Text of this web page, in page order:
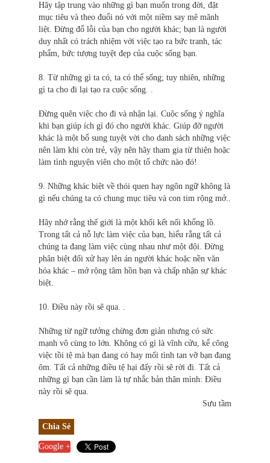
Hãy tập trung vào những gì bạn muốn trong đời, đặt
mục tiêu và theo đuổi nó với một niềm say mê mãnh
liệt. Đừng đổ lỗi của bạn cho người khác; bạn là người
duy nhất có trách nhiệm với việc tạo ra bức tranh, tác
phẩm, bức tượng tuyệt đẹp của cuộc sống bạn.
8. Từ những gì ta có, ta có thể sống; tuy nhiên, những
gì ta cho đi lại tạo ra cuộc sống. .
Đừng quên việc cho đi và nhận lại. Cuộc sống ý nghĩa
khi bạn giúp ích gì đó cho người khác. Giúp đỡ người
khác là một bổ sung tuyệt vời cho danh sách những việc
nên làm khi còn trẻ, vậy nên hãy tham gia từ thiện hoặc
làm tình nguyện viên cho một tổ chức nào đó!
9. Những khác biệt về thói quen hay ngôn ngữ không là
gì nếu chúng ta có chung mục tiêu và con tim rộng mở..
Hãy nhớ rằng thế giới là một khối kết nối khổng lồ.
Trong tất cả nỗ lực làm việc của bạn, hiểu rằng tất cả
chúng ta đang làm việc cùng nhau như một đội. Đừng
phân biệt đối xử hay lên án người khác hoặc nền văn
hóa khác – mở rộng tâm hồn bạn và chấp nhận sự khác
biệt.
10. Điều này rồi sẽ qua. .
Những từ ngữ tưởng chừng đơn giản nhưng có sức
mạnh vô cùng to lớn. Không có gì là vĩnh cửu, kể công
việc tồi tệ mà bạn đang có hay mối tình tan vỡ bạn đang
ôm. Tất cả những điều tệ hại đấy rồi sẽ rời đi. Tất cả
những gì bạn cần làm là tự nhắc bản thân mình: Điều
này rồi sẽ qua.
Sưu tầm
Chia Sẻ
Google +